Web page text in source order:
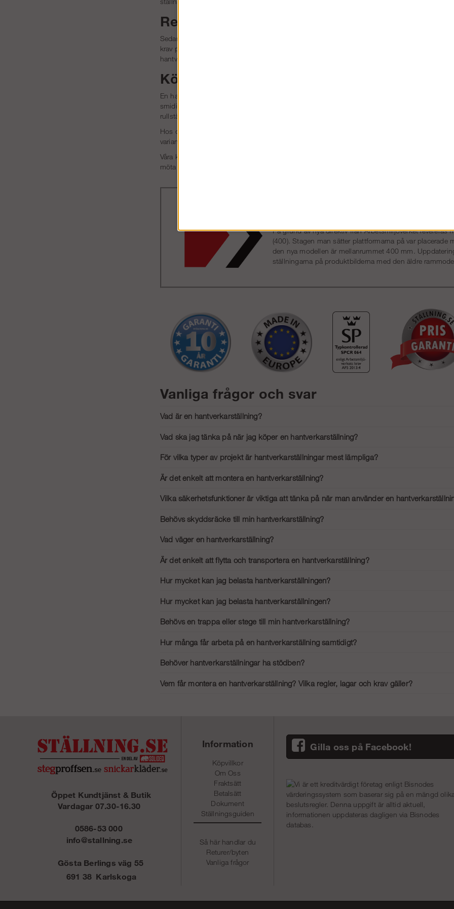
Regler för hantverkarställningar
Sedan 2020 finns nya arbetsmiljöregler för hur du använder exempelvis en
krav på lutande tillträdesled, något som är viktigt att komma ihåg om du köper delar för att
hantverkarställningar är att de inte uppfyller kraven för att använda dem som fallskydd för att
Köp hantverkarställning online
En hantverkarställning är det perfekta hjälpmedlet när du ska utföra mindre jobb som
smidigt kan anpassa ställningen så är den idealisk för de flesta mindre projekt men även de
rullställningar
Hos oss kan du enkelt beställa din ställning och få den levererad. Här kan du köpa en
varianter i olika storlekar. Tveka heller inte att kontakta oss med eventuella frågor.
Våra kunder är såväl privatpersoner som yrkesfolk och till de paket som kräver det har vi
möta de krav som Arbetsmiljöverket ställer (AFS 2014:3).
På grund av nya direktiv från Arbetsmiljöverket
(400). Stagen man sätter plattformarna på var
den nya modellen är mellanrummet 400 mm.
ställningarna på produktbilderna med den äldre
Vanliga frågor och svar
Vad är en hantverkarställning?
arbete i hemmet eller på mindre arbetsplatser.
Vad ska jag tänka på när jag köper en hantverkarställning?
och säkra låsmekanismer.
För vilka typer av projekt är hantverkarställningar mest lämpliga?
Hantverkarställningar är mest lämpliga för mindre bygg- och renoveringsprojekt, särskilt inomhus,
Är det enkelt att montera en hantverkarställning?
en person. Tydliga instruktioner följer med, vilket gör att du kan få ställningen i bruk på kort tid.
Vilka säkerhetsfunktioner är viktiga att tänka på när man använder en
ställningen inte rör sig under användning.
Behövs skyddsräcke till min hantverkarställning?
överstiger 2,5 meter.
Vad väger en hantverkarställning?
Vikten på en hantverkarställning varierar beroende på modell och storlek. Generellt sett väger de
Är det enkelt att flytta och transportera en hantverkarställning?
genom dörröppningar. Dessutom är de designade för att vara lätta att fälla ihop och transportera i
Hur mycket kan jag belasta hantverkarställningen?
följa tillverkarens rekommendationer för att säkerställa säkerheten under användning.
Hur mycket kan jag belasta hantverkarställningen?
följa tillverkarens rekommendationer för att säkerställa säkerheten under användning.
Behövs en trappa eller stege till min hantverkarställning?
säker och stabil tillgång till arbetsplattformen.
Hur många får arbeta på en hantverkarställning samtidigt?
säkerheten.
Behöver hantverkarställningar ha stödben?
att ställningen välter.
Vem får montera en hantverkarställning? Vilka regler, lagar och krav gäller?
Denna utbildning hjälper dig att förstå de senaste reglerna och bästa praxis för säker montering och
Öppet Kundtjänst & Butik
Vardagar 07.30-16.30
0586-53 000
info@stallning.se
Gösta Berlings väg 55
691 38 Karlskoga
Information
Köpvillkor
Om Oss
Fraktsätt
Betalsätt
Dokument
Ställningsguiden
Så här handlar du
Returer/byten
Vanliga frågor
Gilla oss på Facebook!